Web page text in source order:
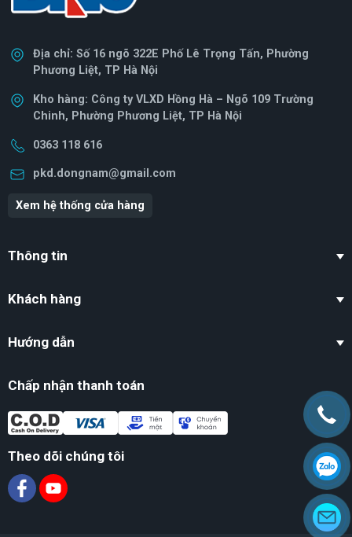
Địa chỉ: Số 16 ngõ 322E Phố Lê Trọng Tấn, Phường
Phương Liệt, TP Hà Nội
Kho hàng: Công ty VLXD Hồng Hà – Ngõ 109 Trường
Chinh, Phường Phương Liệt, TP Hà Nội
0363 118 616
pkd.dongnam@gmail.com
Xem hệ thống cửa hàng
Thông tin
Khách hàng
Hướng dẫn
Chấp nhận thanh toán
Theo dõi chúng tôi